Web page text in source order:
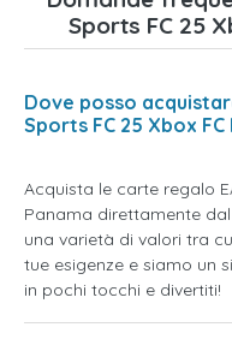
Sports FC 25
Dove posso
Sports FC 25 Xbox
Acquista le carte regalo
Panama direttamente
una varietà di valori tra
tue esigenze e siamo un
in pochi tocchi e divertiti!